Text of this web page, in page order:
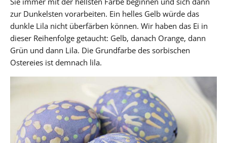
zur Dunkelsten vorarbeiten. Ein helles Gelb würde das
dunkle Lila nicht überfärben können. Wir haben das Ei in
dieser Reihenfolge getaucht: Gelb, danach Orange, dann
Grün und dann Lila. Die Grundfarbe des sorbischen
Ostereies ist demnach lila.